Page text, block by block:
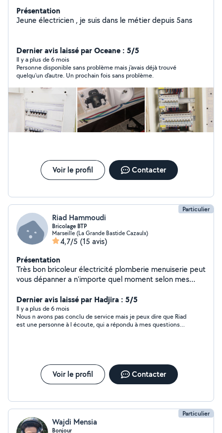
Présentation
Jeune électricien , je suis dans le métier depuis 5ans
Dernier avis laissé par Oceane : 5/5
Il y a plus de 6 mois
Personne disponible sans problème mais j'avais déjà trouvé
quelqu'un d'autre. Un prochain fois sans problème.
Voir le profil Contacter
Particulier
Riad Hammoudi
Bricolage BTP
Marseille (La Grande Bastide Cazaulx)
4,7/5 (15 avis)
Présentation
Très bon bricoleur électricité plomberie menuiserie peut
vous dépanner a n'importe quel moment selon mes
Dernier avis laissé par Hadjira : 5/5
Il y a plus de 6 mois
Nous n avons pas conclu de service mais je peux dire que Riad
est une personne à l écoute, qui a répondu à mes questions
Voir le profil Contacter
Particulier
Wajdi Mensia
Bonjour